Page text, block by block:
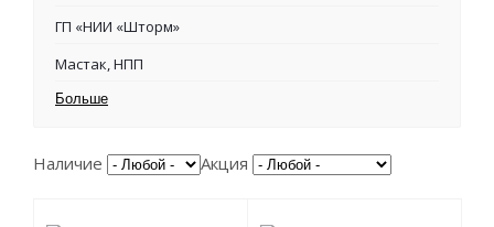
ГП «НИИ «Шторм»
Мастак, НПП
Больше
Наличие Акция